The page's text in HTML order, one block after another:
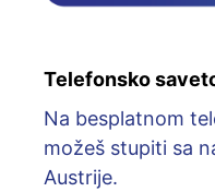
Telefonsko
Na besplatnom
možeš stupiti sa
Austrije.